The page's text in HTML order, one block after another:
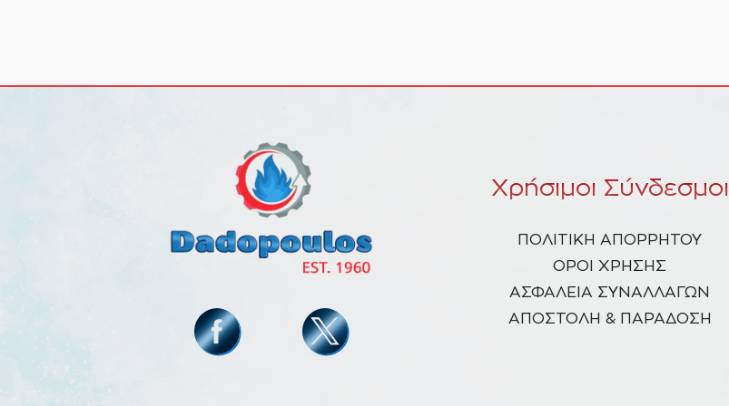
Χρήσιμοι Σύνδεσμοι
ΠΟΛΙΤΙΚΗ ΑΠΟΡΡΗΤΟΥ
ΟΡΟΙ ΧΡΗΣΗΣ
ΑΣΦΑΛΕΙΑ ΣΥΝΑΛΛΑΓΩΝ
ΑΠΟΣΤΟΛΗ & ΠΑΡΑΔΟΣΗ